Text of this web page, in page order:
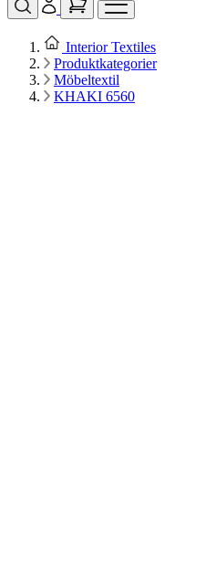
Interior Textiles
Produktkategorier
Möbeltextil
KHAKI 6560